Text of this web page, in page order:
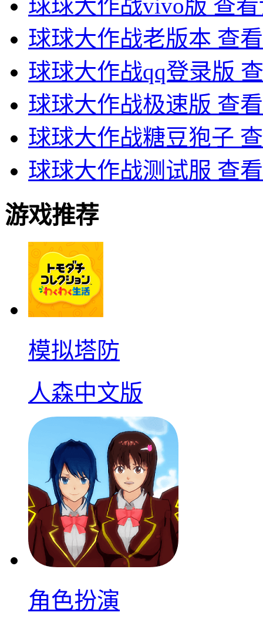
球球大作战vivo版 查
球球大作战老版本 查
球球大作战qq登录版
球球大作战极速版 查
球球大作战糖豆狍子
球球大作战测试服 查
游戏推荐
模拟塔防
人森中文版
角色扮演